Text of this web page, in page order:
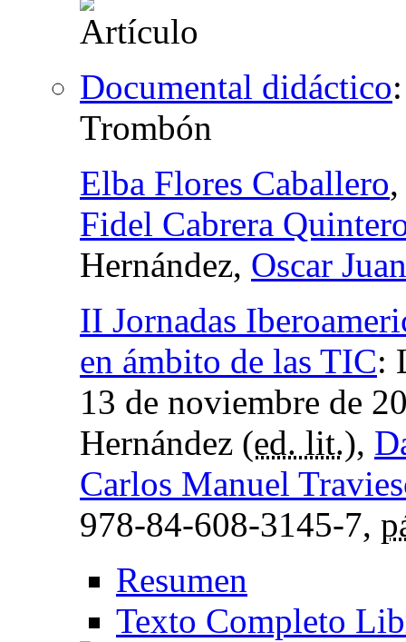
Documental didáctico
Trombón
Elba Flores Caballero
Fidel Cabrera
Hernández, Oscar
II Jornadas
en ámbito de las TIC:
13 de noviembre de
Hernández (ed. lit.),
Carlos Manuel
978-84-608-3145-7,
Resumen
Texto Completo